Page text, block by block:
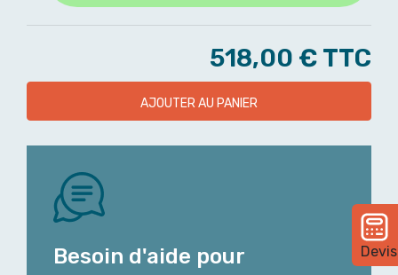
Devis
518,00 € TTC
AJOUTER AU PANIER
Besoin d'aide pour